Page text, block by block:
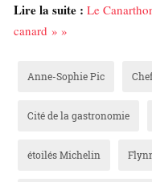
Lire la suite : Le
canard » »
Anne-Sophie Pic
Cité de la gastronomie
étoilés Michelin